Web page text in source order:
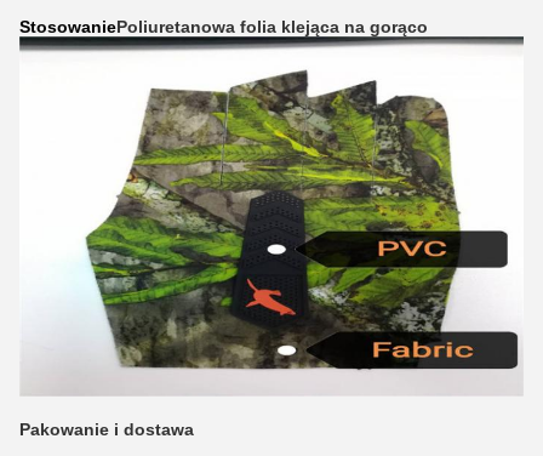
StosowaniePoliuretanowa folia klejąca na gorąco
Pakowanie i dostawa